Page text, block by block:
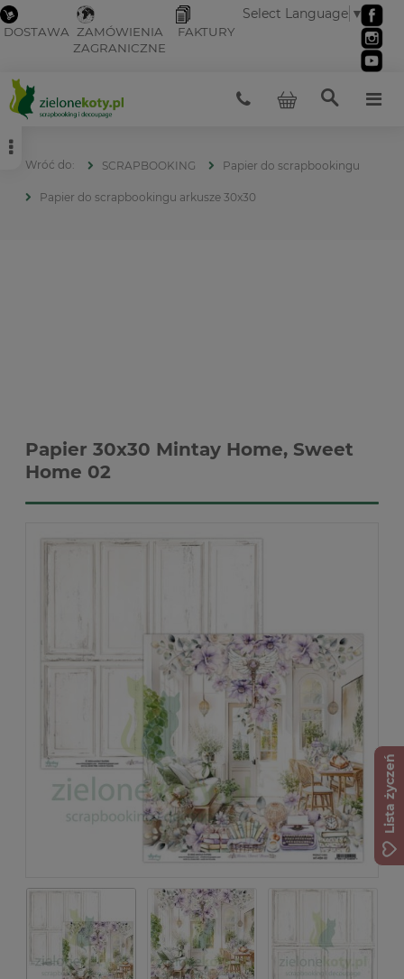
DOSTAWA ZAMÓWIENIA
ZAGRANICZNE
FAKTURY
Select Language ▼
SCRAPBOOKING Papier do scrapbookingu
Papier do scrapbookingu arkusze 30x30
Papier 30x30 Mintay Home, Sweet
Home 02
Lista życzeń